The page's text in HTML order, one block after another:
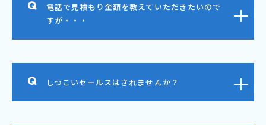
電話で見積もり金額を教えていただきたいので
すが・・・
しつこいセールスはされませんか？